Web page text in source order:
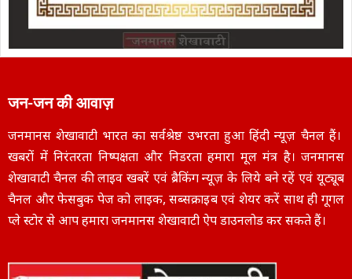
जन-जन की आवाज़
जनमानस शेखावाटी भारत का सर्वश्रेष्ठ उभरता हुआ हिंदी न्यूज़ चैनल हैं।
खबरों में निरंतरता निष्पक्षता और निडरता हमारा मूल मंत्र है। जनमानस
शेखावाटी चैनल की लाइव खबरें एवं ब्रैकिंग न्यूज़ के लिये बने रहें एवं यूट्यूब
चैनल और फेसबुक पेज को लाइक, सब्सक्राइब एवं शेयर करें साथ ही गूगल
प्ले स्टोर से आप हमारा जनमानस शेखावाटी ऐप डाउनलोड कर सकते हैं।